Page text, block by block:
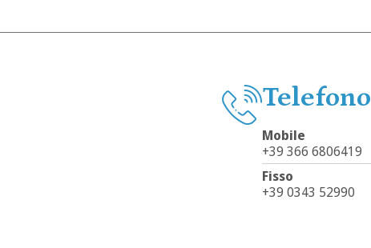
Telefono
Mobile
+39 366 6806419
Fisso
+39 0343 52990